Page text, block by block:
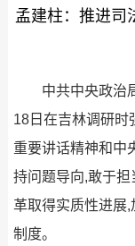
孟建柱：推进司
中共中央政治局
18日在吉林调研时
重要讲话精神和中
持问题导向,敢于
革取得实质性进展
制度。